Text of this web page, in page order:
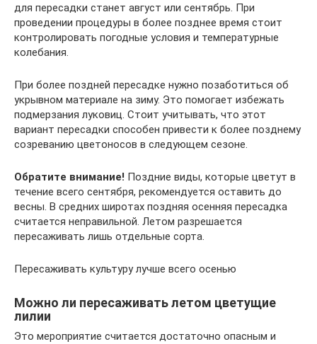
для пересадки станет август или сентябрь. При
проведении процедуры в более позднее время стоит
контролировать погодные условия и температурные
колебания.
При более поздней пересадке нужно позаботиться об
укрывном материале на зиму. Это помогает избежать
подмерзания луковиц. Стоит учитывать, что этот
вариант пересадки способен привести к более позднему
созреванию цветоносов в следующем сезоне.
Обратите внимание! Поздние виды, которые цветут в
течение всего сентября, рекомендуется оставить до
весны. В средних широтах поздняя осенняя пересадка
считается неправильной. Летом разрешается
пересаживать лишь отдельные сорта.
Пересаживать культуру лучше всего осенью
Можно ли пересаживать летом цветущие
лилии
Это мероприятие считается достаточно опасным и